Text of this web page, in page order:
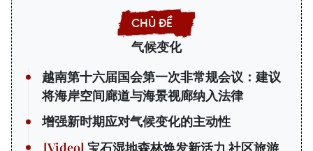
气候变化
越南第十六届国会第一次非常规会议：建议
将海岸空间廊道与海景视廊纳入法律
增强新时期应对气候变化的主动性